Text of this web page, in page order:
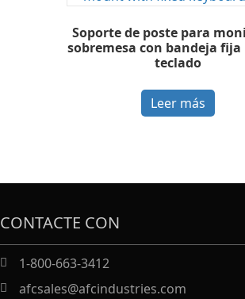
Soporte de poste para
sobremesa con bandeja fija
teclado
Leer más
CONTACTE CON
1-800-663-3412
afcsales@afcindustries.com